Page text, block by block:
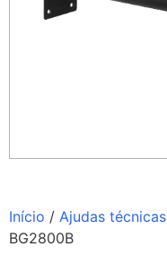
Início / Ajudas técnicas
BG2800B